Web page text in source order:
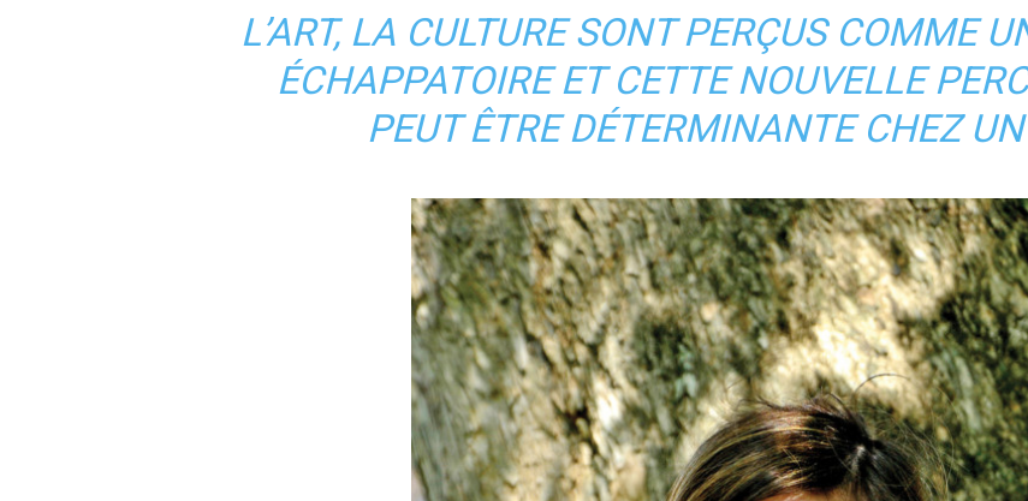
L’ART, LA CULTURE SONT PERÇUS COMME
ÉCHAPPATOIRE ET CETTE NOUVELLE
PEUT ÊTRE DÉTERMINANTE CHEZ